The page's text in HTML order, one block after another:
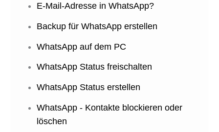
E-Mail-Adresse in WhatsApp?
Backup für WhatsApp erstellen
WhatsApp auf dem PC
WhatsApp Status freischalten
WhatsApp Status erstellen
WhatsApp - Kontakte blockieren oder
löschen